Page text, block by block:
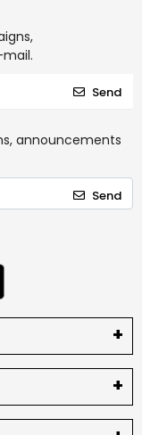
Send
announcements
Send